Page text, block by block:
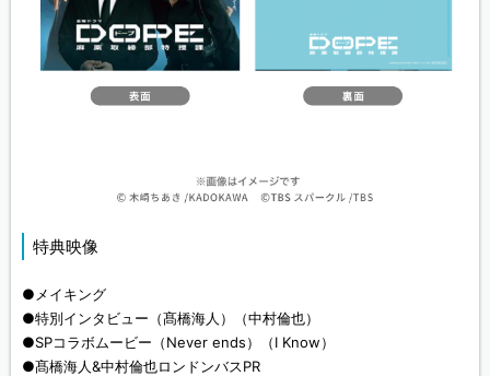
特典映像
●メイキング
●特別インタビュー（髙橋海人）（中村倫也）
●SPコラボムービー（Never ends）（I Know）
●髙橋海人&中村倫也ロンドンバスPR